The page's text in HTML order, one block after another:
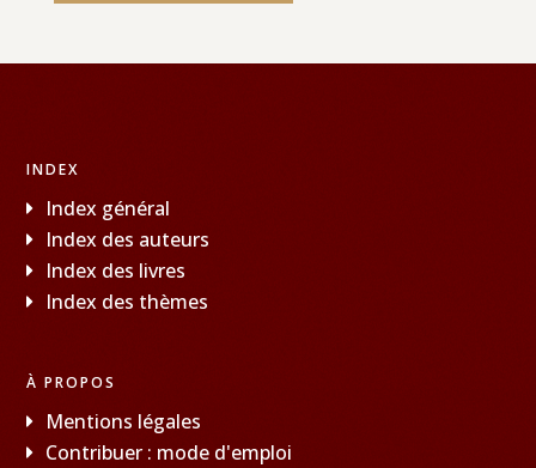
INDEX
Index général
Index des auteurs
Index des livres
Index des thèmes
À PROPOS
Mentions légales
Contribuer : mode d'emploi